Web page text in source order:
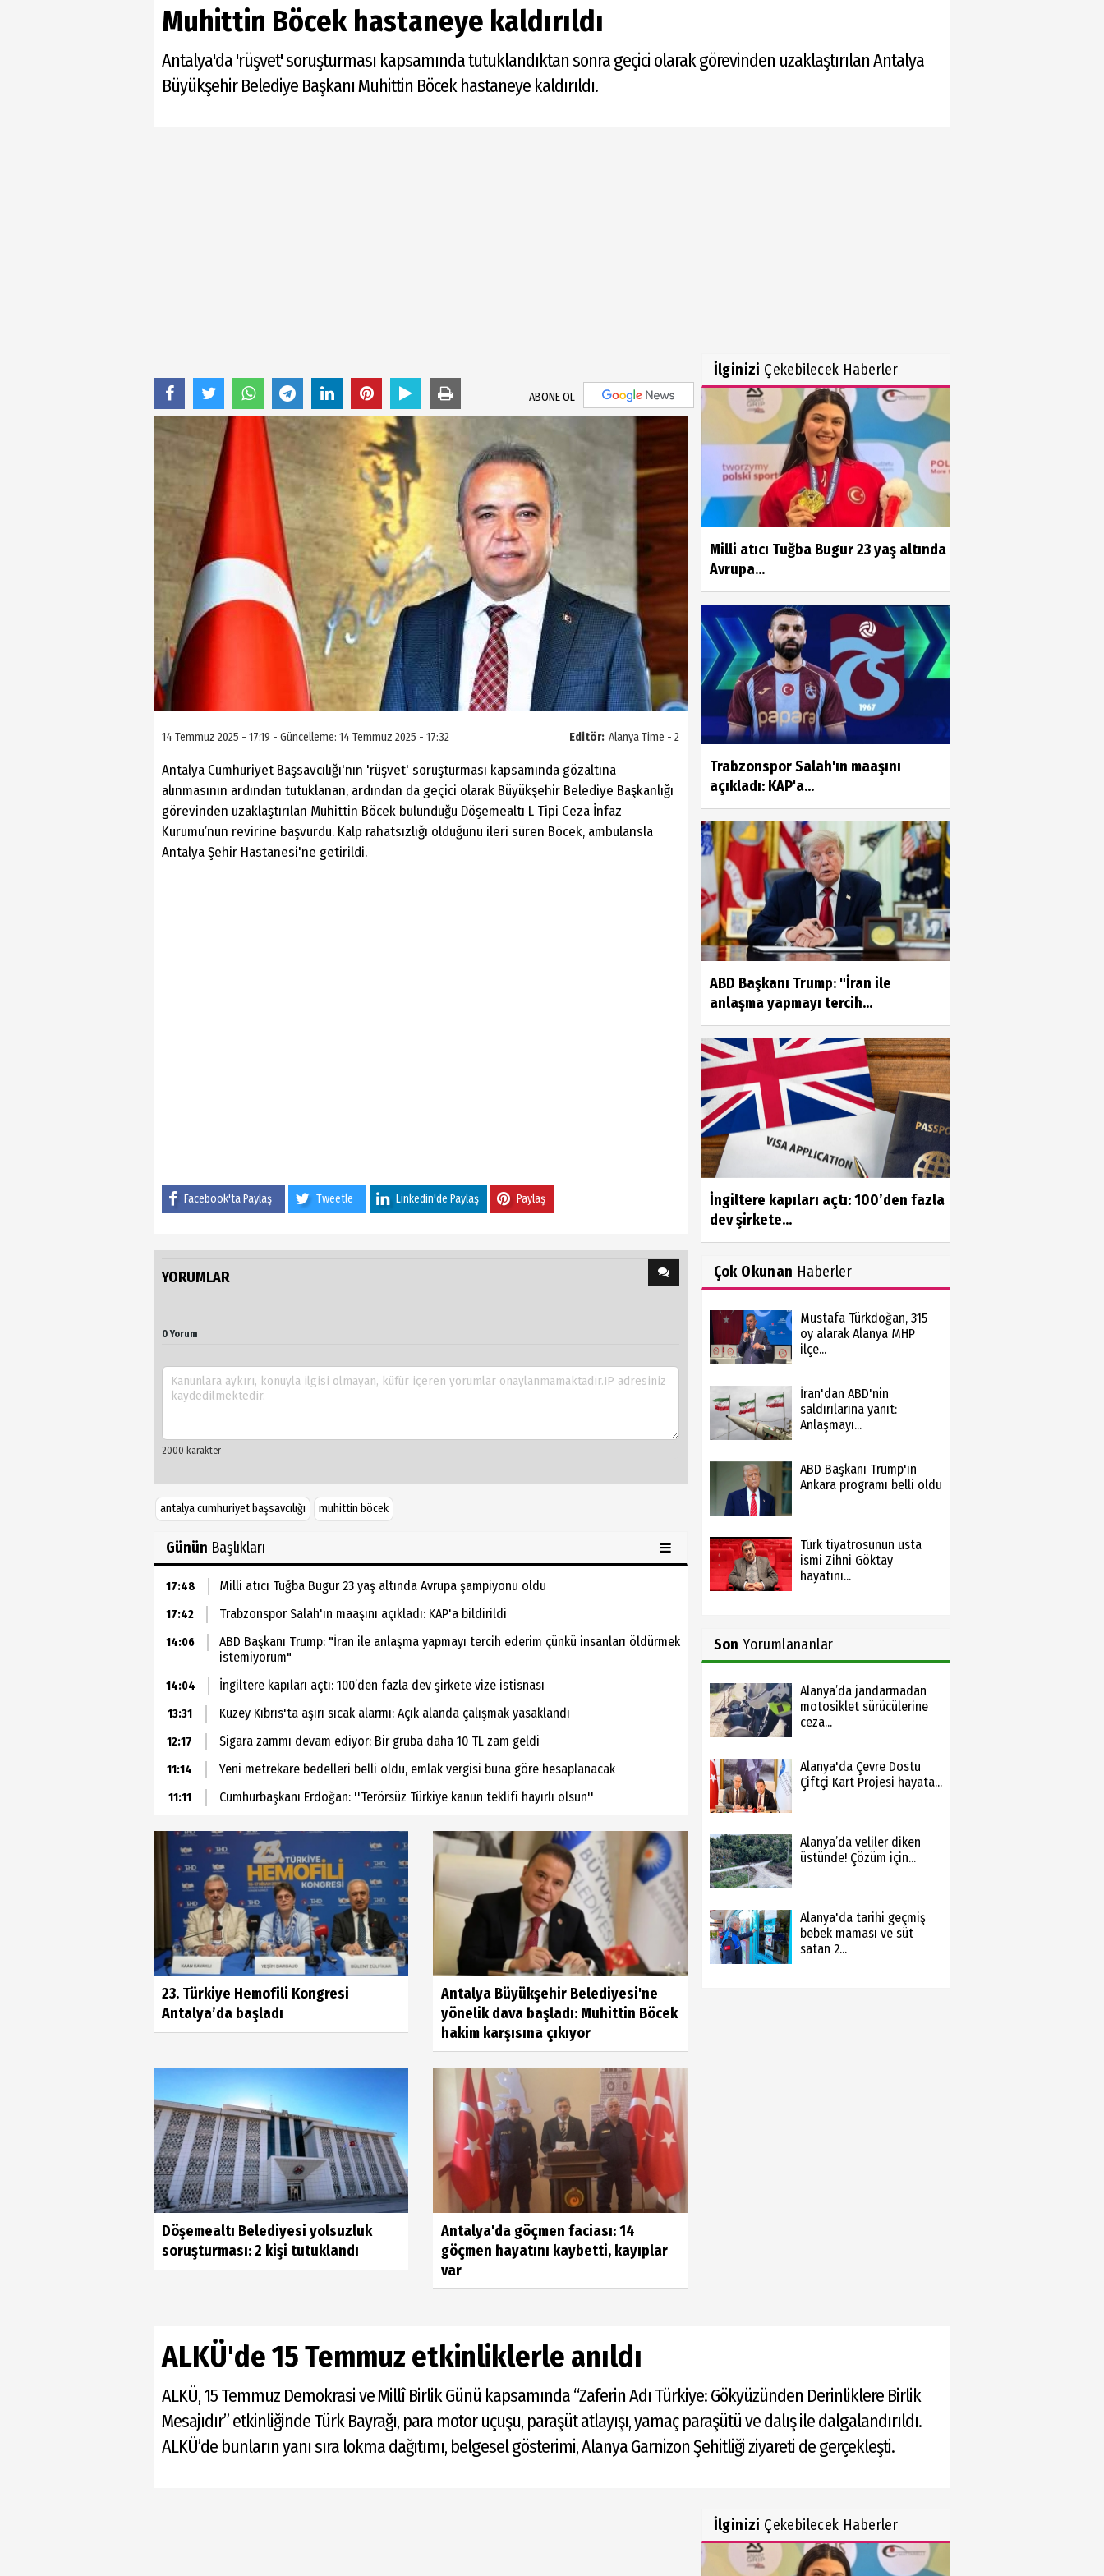
Muhittin Böcek hastaneye kaldırıldı
Antalya'da 'rüşvet' soruşturması kapsamında tutuklandıktan sonra geçici olarak görevinden uzaklaştırılan Antalya
Büyükşehir Belediye Başkanı Muhittin Böcek hastaneye kaldırıldı.
ABONE OL
Editör: Alanya Time - 2
14 Temmuz 2025 - 17:19 - Güncelleme: 14 Temmuz 2025 - 17:32
Antalya Cumhuriyet Başsavcılığı'nın 'rüşvet' soruşturması kapsamında gözaltına
alınmasının ardından tutuklanan, ardından da geçici olarak Büyükşehir Belediye Başkanlığı
görevinden uzaklaştırılan Muhittin Böcek bulunduğu Döşemealtı L Tipi Ceza İnfaz
Kurumu’nun revirine başvurdu. Kalp rahatsızlığı olduğunu ileri süren Böcek, ambulansla
Antalya Şehir Hastanesi'ne getirildi.
Facebook'ta Paylaş Tweetle Linkedin'de Paylaş Paylaş
YORUMLAR
0 Yorum
antalya cumhuriyet başsavcılığı muhittin böcek
Günün Başlıkları
17:48 Milli atıcı Tuğba Bugur 23 yaş altında Avrupa şampiyonu oldu
17:42 Trabzonspor Salah'ın maaşını açıkladı: KAP'a bildirildi
14:06
ABD Başkanı Trump: "İran ile anlaşma yapmayı tercih ederim çünkü insanları öldürmek
istemiyorum"
14:04 İngiltere kapıları açtı: 100’den fazla dev şirkete vize istisnası
13:31 Kuzey Kıbrıs'ta aşırı sıcak alarmı: Açık alanda çalışmak yasaklandı
12:17 Sigara zammı devam ediyor: Bir gruba daha 10 TL zam geldi
11:14 Yeni metrekare bedelleri belli oldu, emlak vergisi buna göre hesaplanacak
11:11 Cumhurbaşkanı Erdoğan: ''Terörsüz Türkiye kanun teklifi hayırlı olsun''
23. Türkiye Hemofili Kongresi
Antalya’da başladı
Antalya Büyükşehir Belediyesi'ne
yönelik dava başladı: Muhittin Böcek
hakim karşısına çıkıyor
Döşemealtı Belediyesi yolsuzluk
soruşturması: 2 kişi tutuklandı
Antalya'da göçmen faciası: 14
göçmen hayatını kaybetti, kayıplar
var
İlginizi Çekebilecek Haberler
Milli atıcı Tuğba Bugur 23 yaş altında
Avrupa...
Trabzonspor Salah'ın maaşını
açıkladı: KAP'a...
ABD Başkanı Trump: "İran ile
anlaşma yapmayı tercih...
İngiltere kapıları açtı: 100’den fazla
dev şirkete...
Çok Okunan Haberler
Mustafa Türkdoğan, 315
oy alarak Alanya MHP
ilçe...
İran'dan ABD'nin
saldırılarına yanıt:
Anlaşmayı...
ABD Başkanı Trump'ın
Ankara programı belli oldu
Türk tiyatrosunun usta
ismi Zihni Göktay
hayatını...
Son Yorumlananlar
Alanya’da jandarmadan
motosiklet sürücülerine
ceza...
Alanya'da Çevre Dostu
Çiftçi Kart Projesi hayata...
Alanya’da veliler diken
üstünde! Çözüm için...
Alanya'da tarihi geçmiş
bebek maması ve süt
satan 2...
ALKÜ'de 15 Temmuz etkinliklerle anıldı
ALKÜ, 15 Temmuz Demokrasi ve Millî Birlik Günü kapsamında “Zaferin Adı Türkiye: Gökyüzünden Derinliklere Birlik
Mesajıdır” etkinliğinde Türk Bayrağı, para motor uçuşu, paraşüt atlayışı, yamaç paraşütü ve dalış ile dalgalandırıldı.
ALKÜ’de bunların yanı sıra lokma dağıtımı, belgesel gösterimi, Alanya Garnizon Şehitliği ziyareti de gerçekleşti.
İlginizi Çekebilecek Haberler